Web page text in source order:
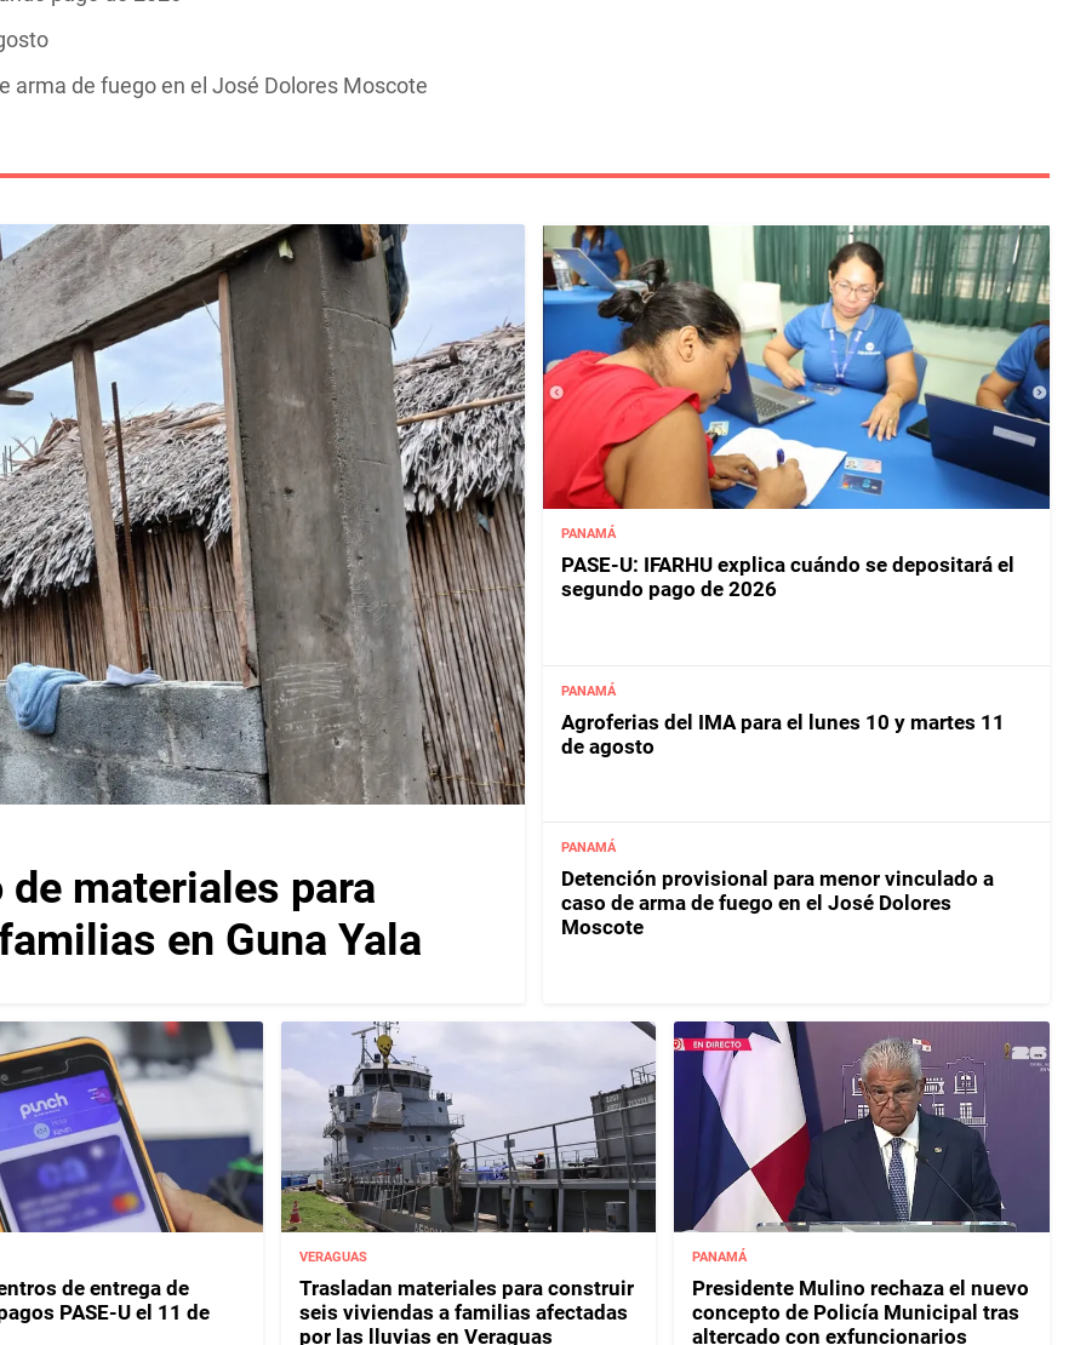
arma de fuego en el José Dolores Moscote
materiales para
en Guna Yala
PANAMÁ
PASE-U: IFARHU explica cuándo se depositará el
segundo pago de 2026
PANAMÁ
Agroferias del IMA para el lunes 10 y martes 11
de agosto
PANAMÁ
Detención provisional para menor vinculado a
caso de arma de fuego en el José Dolores
Moscote
de entrega de
PASE-U el 11 de
VERAGUAS
Trasladan materiales para construir
seis viviendas a familias afectadas
por las lluvias en Veraguas
PANAMÁ
Presidente Mulino rechaza el nuevo
concepto de Policía Municipal tras
altercado con exfuncionarios